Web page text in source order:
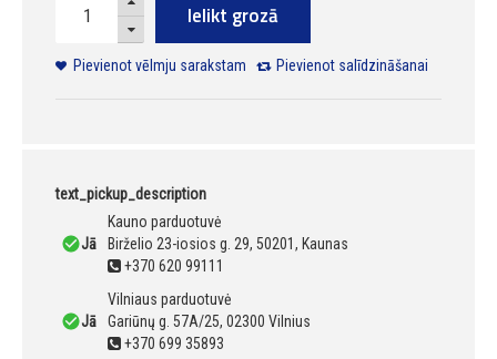
Ielikt grozā
Pievienot vēlmju sarakstam Pievienot salīdzināšanai
text_pickup_description
Jā
Kauno parduotuvė
Birželio 23-iosios g. 29, 50201, Kaunas
+370 620 99111
Jā
Vilniaus parduotuvė
Gariūnų g. 57A/25, 02300 Vilnius
+370 699 35893